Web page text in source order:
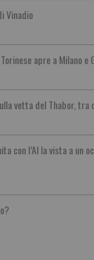
Vinadio
apre a Milano e
vetta del Thabor, tra
con l’AI la vista a un